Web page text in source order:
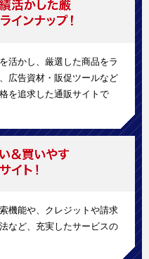
活かし、厳選した商品をラ
広告資材・販促ツールなど
を追求した通販サイトで
機能や、クレジットや請求
など、充実したサービスの